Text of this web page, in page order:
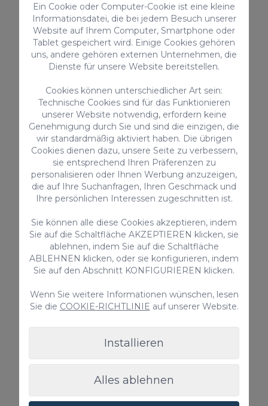
00000 VV-35-1-00019301
AUSSTATTUNG
Mikrowelle
Ventilator / Extraktor
Smart TV
Wasserkessel
Küchenutensilien zur Verfügung gestellt
Toaster
Bettwäsche und Handtücher
Duplex
Hochstuhl
> ALLES ANSEHEN
Ein Cookie oder Computer-Cookie ist eine kleine
Informationsdatei, die bei jedem Besuch unserer
Website auf Ihrem Computer, Smartphone oder
Tablet gespeichert wird. Einige Cookies gehören
uns, andere gehören externen Unternehmen, die
Dienste für unsere Website bereitstellen.
Cookies können unterschiedlicher Art sein:
Technische Cookies sind für das Funktionieren
unserer Website notwendig, erfordern keine
Genehmigung durch Sie und sind die einzigen, die
wir standardmäßig aktiviert haben. Die übrigen
Cookies dienen dazu, unsere Seite zu verbessern,
sie entsprechend Ihren Präferenzen zu
personalisieren oder Ihnen Werbung anzuzeigen,
die auf Ihre Suchanfragen, Ihren Geschmack und
Ihre persönlichen Interessen zugeschnitten ist.
Sie können alle diese Cookies akzeptieren, indem
Sie auf die Schaltfläche AKZEPTIEREN klicken, sie
ablehnen, indem Sie auf die Schaltfläche
ABLEHNEN klicken, oder sie konfigurieren, indem
Sie auf den Abschnitt KONFIGURIEREN klicken.
Wenn Sie weitere Informationen wünschen, lesen
Sie die COOKIE-RICHTLINIE auf unserer Website.
Installieren
Alles ablehnen